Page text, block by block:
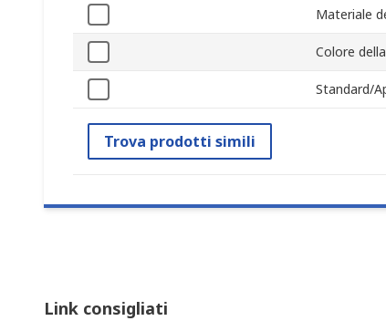
Materiale
Colore
Standard/
Trova prodotti simili
Link consigliati